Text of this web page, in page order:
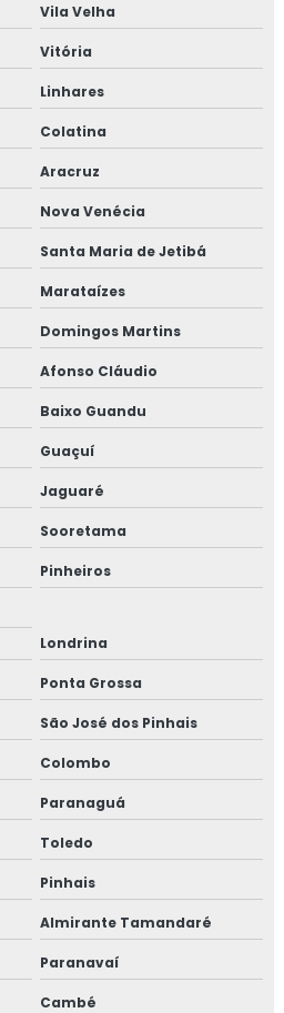
Vila Velha
Vitória
Linhares
Colatina
Aracruz
Nova Venécia
Santa Maria de Jetibá
Marataízes
Domingos Martins
Afonso Cláudio
Baixo Guandu
Guaçuí
Jaguaré
Sooretama
Pinheiros
Londrina
Ponta Grossa
São José dos Pinhais
Colombo
Paranaguá
Toledo
Pinhais
Almirante Tamandaré
Paranavaí
Cambé